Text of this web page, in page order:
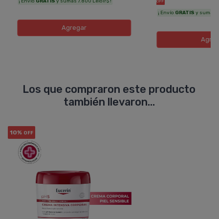
Agregar
OFF
¡ Envío GRATIS y sumás
Los que compraron este producto
también llevaron...
10% OFF